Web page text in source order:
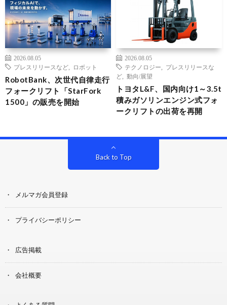
2026.08.05
プレスリリースなど
ロボット
RobotBank、次世代自律走行
フォークリフト「StarFork
1500」の販売を開始
2026.08.05
テクノロジー
プレスリリースな
ど
動向/展望
トヨタL&F、国内向け1～3.5t
積みガソリンエンジン式フォ
ークリフトの出荷を再開
Back to Top
メルマガ会員登録
プライバシーポリシー
広告掲載
会社概要